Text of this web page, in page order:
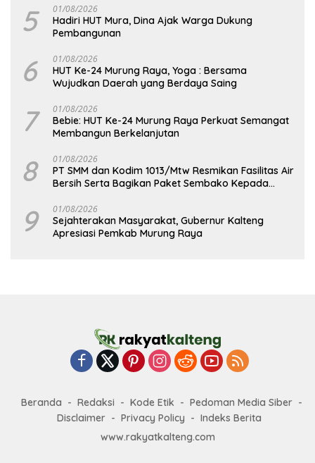
5 01/08/2026
Hadiri HUT Mura, Dina Ajak Warga Dukung
Pembangunan
6 01/08/2026
HUT Ke-24 Murung Raya, Yoga : Bersama
Wujudkan Daerah yang Berdaya Saing
7 01/08/2026
Bebie: HUT Ke-24 Murung Raya Perkuat Semangat
Membangun Berkelanjutan
8 01/08/2026
PT SMM dan Kodim 1013/Mtw Resmikan Fasilitas Air
Bersih Serta Bagikan Paket Sembako Kepada
9 01/08/2026
Sejahterakan Masyarakat, Gubernur Kalteng
Apresiasi Pemkab Murung Raya
Beranda Redaksi Kode Etik
Pedoman Media Siber
Disclaimer
Privacy Policy
Indeks Berita
www.rakyatkalteng.com